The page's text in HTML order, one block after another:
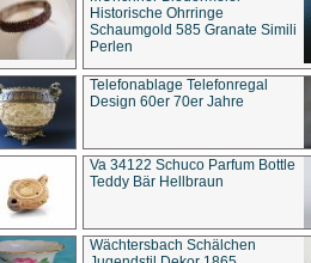
Historische Ohrringe
Schaumgold 585 Granate Simili
Perlen
Telefonablage Telefonregal
Design 60er 70er Jahre
Va 34122 Schuco Parfum Bottle
Teddy Bär Hellbraun
Wächtersbach Schälchen